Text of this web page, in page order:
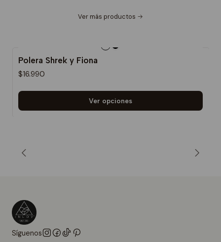
Ver más productos
Polera Shrek y Fiona
$16.990
Ver opciones
Síguenos